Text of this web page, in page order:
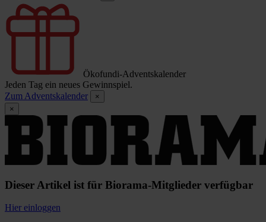
Ökofundi-Adventskalender
Jeden Tag ein neues Gewinnspiel.
Zum Adventskalender
×
×
Dieser Artikel ist für Biorama-Mitglieder verfügbar
Hier einloggen